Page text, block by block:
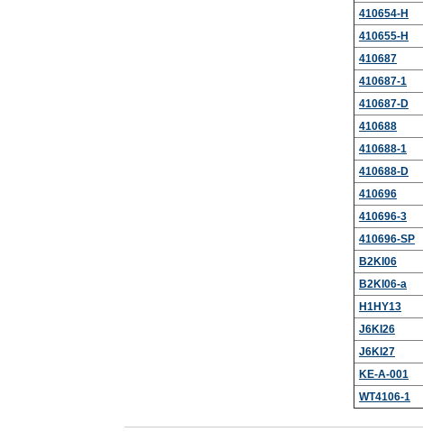
410654-H
410655-H
410687
410687-1
410687-D
410688
410688-1
410688-D
410696
410696-3
410696-SP
B2KI06
B2KI06-a
H1HY13
J6KI26
J6KI27
KE-A-001
WT4106-1